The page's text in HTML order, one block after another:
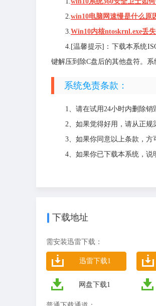
2.win10电脑网速慢是什么原
3.Win10内核ntoskrnl.exe丢
4.[温馨提示]：下载本系统
键解压到除C盘后的其他盘符。
系统免责条款：
1、请在试用24小时内删除销
2、如果觉得好用，请从正规
3、如果你同意以上条款，方
4、如果你已下载本系统，说
下载地址
需安装迅雷下载：
迅雷下载1
网盘下载1